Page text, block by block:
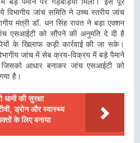
विभागीय जांच समिति ने उच्च स्तरीय जांच
मंत्री डॉ. धन सिंह रावत ने बड़ा एक्शन
एसआईटी को सौंपने की अनुमति दे दी है
के खिलाफ कड़ी कार्रवाई की जा सके।
जांच में सेब क्रय-विक्रय में बड़े पैमाने
जिसको आधार बनाकर जांच एसआईटी को
है।
धामी की सुरक्षा
ड्रोन और स्वास्थ्य
के लिए बनाया